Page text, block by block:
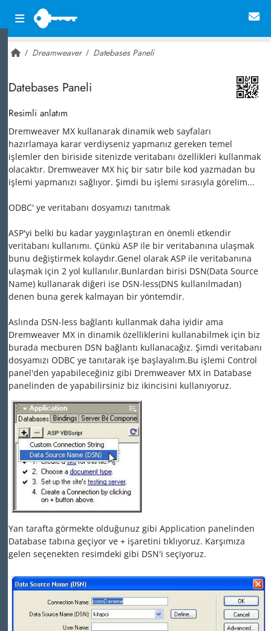
Dreamweaver Datebases Paneli
Datebases Paneli
Resimli anlatım
Dremweaver MX kullanarak dinamik web sayfaları
hazırlamaya karar verdiyseniz yapmanız gereken temel
işlemler den biriside sitenizde veritabanı özellikleri kullanmak
olacaktır. Dremweaver MX hiç bir satır bile kod yazmadan bu
işlemi yapmanızı sağlıyor. Şimdi bu işlemi sırasıyla görelim...
ODBC' ye veritabanı dosyamızı tanıtmak
ASP'yi belki bu kadar yaygınlaştıran en önemli etkendir
veritabanı kullanımı. Çünkü ASP ile bir veritabanına ulaşmak
bunu değiştirmek kolaydır.Genel olarak ASP ile veritabanına
ulaşmak için 2 yol kullanılır.Bunlardan birisi DSN(Data Source
Name) kullanarak diğeri ise DSN-less(DNS kullanılmadan)
denen buna gerek kalmayan bir yöntemdir.
Aslında DSN-less bağlantı kullanmak daha iyidir ama
Dremweaver MX in dinamik özelliklerini kullanabilmek için biz
burada mecburen DSN bağlantı kullanacağız. Şimdi veritabanı
dosyamızı ODBC ye tanıtarak işe başlayalım.Bu işlemi Control
panel'den yapabileceğiniz gibi Dremweaver MX in Database
panelinden de yapabilirsiniz biz ikincisini kullanıyoruz.
Yan tarafta görmekte olduğunuz gibi Application panelinden
Database tabına geçiyor ve + işaretini tıklıyoruz. Karşımıza
gelen seçenekten resimdeki gibi DSN'i seçiyoruz.